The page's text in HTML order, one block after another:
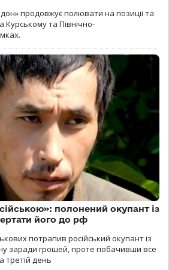
продовжує полювати на позиції та
Курському та Північно-
полонений окупант із
його до рф
потрапив російський окупант із
заради грошей, проте побачивши все
третій день